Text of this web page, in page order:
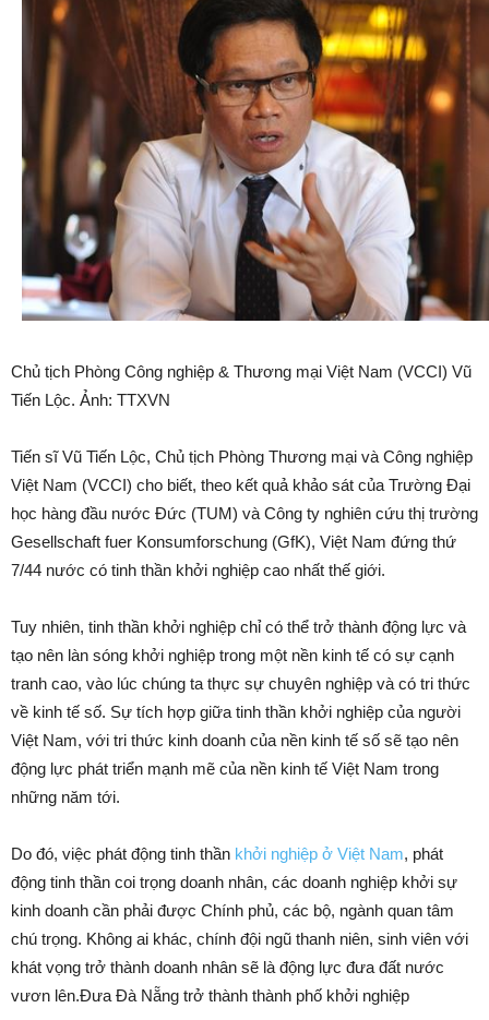
Chủ tịch Phòng Công nghiệp & Thương mại Việt Nam (VCCI) Vũ
Tiến Lộc. Ảnh: TTXVN
Tiến sĩ Vũ Tiến Lộc, Chủ tịch Phòng Thương mại và Công nghiệp
Việt Nam (VCCI) cho biết, theo kết quả khảo sát của Trường Đại
học hàng đầu nước Đức (TUM) và Công ty nghiên cứu thị trường
Gesellschaft fuer Konsumforschung (GfK), Việt Nam đứng thứ
7/44 nước có tinh thần khởi nghiệp cao nhất thế giới.
Tuy nhiên, tinh thần khởi nghiệp chỉ có thể trở thành động lực và
tạo nên làn sóng khởi nghiệp trong một nền kinh tế có sự cạnh
tranh cao, vào lúc chúng ta thực sự chuyên nghiệp và có tri thức
về kinh tế số. Sự tích hợp giữa tinh thần khởi nghiệp của người
Việt Nam, với tri thức kinh doanh của nền kinh tế số sẽ tạo nên
động lực phát triển mạnh mẽ của nền kinh tế Việt Nam trong
những năm tới.
Do đó, việc phát động tinh thần khởi nghiệp ở Việt Nam, phát
động tinh thần coi trọng doanh nhân, các doanh nghiệp khởi sự
kinh doanh cần phải được Chính phủ, các bộ, ngành quan tâm
chú trọng. Không ai khác, chính đội ngũ thanh niên, sinh viên với
khát vọng trở thành doanh nhân sẽ là động lực đưa đất nước
vươn lên.Đưa Đà Nẵng trở thành thành phố khởi nghiệp